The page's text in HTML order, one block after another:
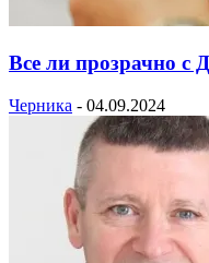
Все ли прозрачно с
Черника - 04.09.2024